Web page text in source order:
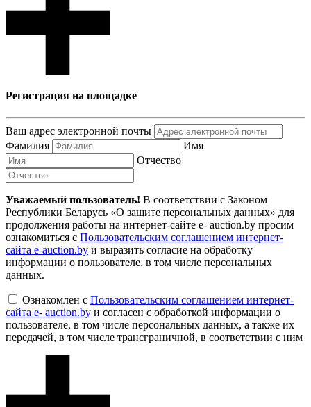
Регистрация на площадке
Ваш адрес электронной почты
Фамилия
Имя
Отчество
Уважаемый пользователь! В соответствии с Законом
Республики Беларусь «О защите персональных данных» для
продолжения работы на интернет-сайте e- auction.by просим
ознакомиться с Пользовательским соглашением интернет-
сайта e-auction.by и выразить согласие на обработку
информации о пользователе, в том числе персональных
данных.
Ознакомлен с Пользовательским соглашением интернет-
сайта e- auction.by и согласен с обработкой информации о
пользователе, в том числе персональных данных, а также их
передачей, в том числе трансграничной, в соответствии с ним